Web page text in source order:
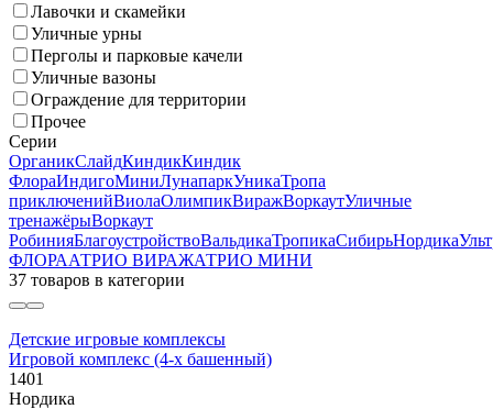
Лавочки и скамейки
Уличные урны
Перголы и парковые качели
Уличные вазоны
Ограждение для территории
Прочее
Серии
ОрганикСлайдКиндикКиндик
ФлораИндигоМиниЛунапаркУникаТропа
приключенийВиолаОлимпикВиражВоркаутУличные
тренажёрыВоркаут
РобинияБлагоустройствоВальдикаТропикаСибирьНордика
ФЛОРААТРИО ВИРАЖАТРИО МИНИ
37 товаров в категории
Детские игровые комплексы
Игровой комплекс (4-х башенный)
1401
Нордика